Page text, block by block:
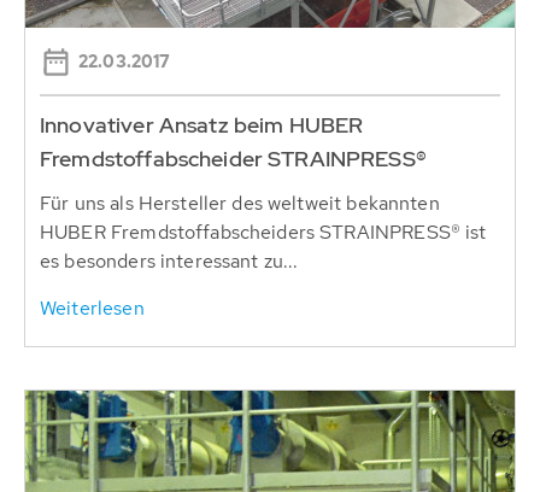
22.03.2017
Innovativer Ansatz beim HUBER
Fremdstoffabscheider STRAINPRESS®
Für uns als Hersteller des weltweit bekannten
HUBER Fremdstoffabscheiders STRAINPRESS® ist
es besonders interessant zu...
Weiterlesen